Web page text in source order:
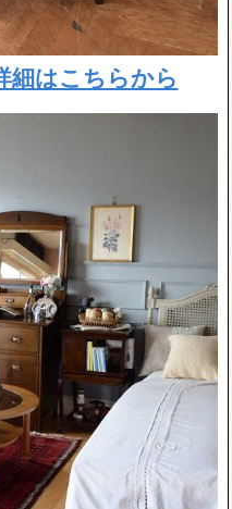
はこちらから